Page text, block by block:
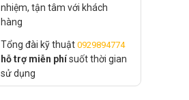
nhiệm, tận tâm với khách
hàng
Tổng đài kỹ thuật 0929894774
hỗ trợ miễn phísuốt thời gian
sử dụng